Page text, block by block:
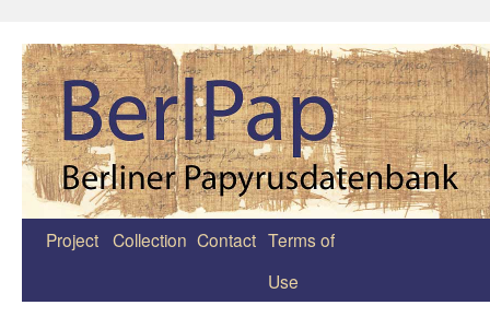
Zum
Project Collection Contact Terms of
Use